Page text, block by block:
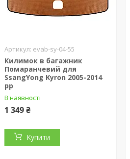
evab-sy-04-55
Килимок в багажник
Помаранчевий для
SsangYong Kyron 2005-2014
рр
В наявності
1 349 ₴
Купити